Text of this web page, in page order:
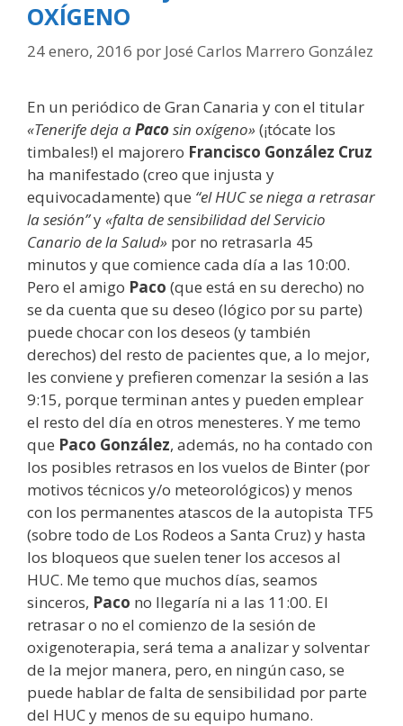
OXÍGENO
24 enero, 2016 por José Carlos Marrero González
En un periódico de Gran Canaria y con el titular
«Tenerife deja aPacosin oxígeno» (¡tócate los
timbales!) el majorero Francisco González Cruz
ha manifestado (creo que injusta y
equivocadamente) que “el HUC se niega a retrasar
la sesión”y«falta de sensibilidad del Servicio
Canario de la Salud» por no retrasarla 45
minutos y que comience cada día a las 10:00.
Pero el amigo Paco (que está en su derecho) no
se da cuenta que su deseo (lógico por su parte)
puede chocar con los deseos (y también
derechos) del resto de pacientes que, a lo mejor,
les conviene y prefieren comenzar la sesión a las
9:15, porque terminan antes y pueden emplear
el resto del día en otros menesteres. Y me temo
que Paco González, además, no ha contado con
los posibles retrasos en los vuelos de Binter (por
motivos técnicos y/o meteorológicos) y menos
con los permanentes atascos de la autopista TF5
(sobre todo de Los Rodeos a Santa Cruz) y hasta
los bloqueos que suelen tener los accesos al
HUC. Me temo que muchos días, seamos
sinceros, Paco no llegaría ni a las 11:00. El
retrasar o no el comienzo de la sesión de
oxigenoterapia, será tema a analizar y solventar
de la mejor manera, pero, en ningún caso, se
puede hablar de falta de sensibilidad por parte
del HUC y menos de su equipo humano.